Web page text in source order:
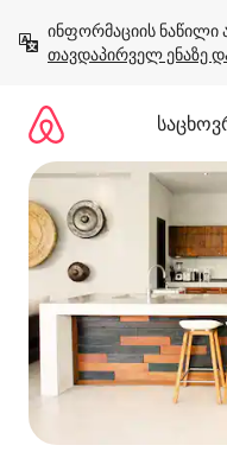
გადასვლა
თავდაპირველ ენაზე